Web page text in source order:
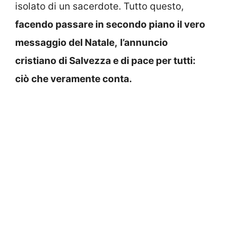
isolato di un sacerdote. Tutto questo,
facendo passare in secondo piano il vero
messaggio del Natale, l’annuncio
cristiano di Salvezza e di pace per tutti:
ciò che veramente conta.